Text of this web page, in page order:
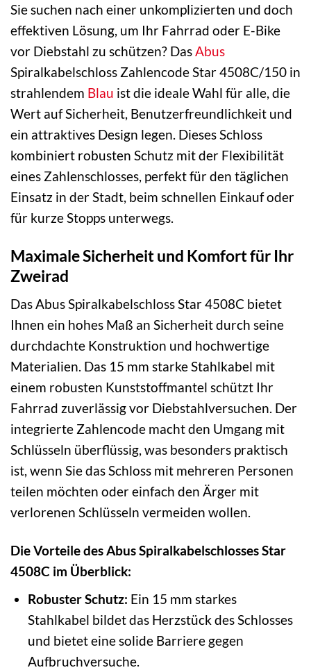
Sie suchen nach einer unkomplizierten und doch
effektiven Lösung, um Ihr Fahrrad oder E-Bike
vor Diebstahl zu schützen? DasAbus
Spiralkabelschloss Zahlencode Star 4508C/150 in
strahlendem Blau ist die ideale Wahl für alle, die
Wert auf Sicherheit, Benutzerfreundlichkeit und
ein attraktives Design legen. Dieses Schloss
kombiniert robusten Schutz mit der Flexibilität
eines Zahlenschlosses, perfekt für den täglichen
Einsatz in der Stadt, beim schnellen Einkauf oder
für kurze Stopps unterwegs.
Maximale Sicherheit und Komfort für Ihr
Zweirad
Das Abus Spiralkabelschloss Star 4508C bietet
Ihnen ein hohes Maß an Sicherheit durch seine
durchdachte Konstruktion und hochwertige
Materialien. Das 15 mm starke Stahlkabel mit
einem robusten Kunststoffmantel schützt Ihr
Fahrrad zuverlässig vor Diebstahlversuchen. Der
integrierte Zahlencode macht den Umgang mit
Schlüsseln überflüssig, was besonders praktisch
ist, wenn Sie das Schloss mit mehreren Personen
teilen möchten oder einfach den Ärger mit
verlorenen Schlüsseln vermeiden wollen.
Die Vorteile des Abus Spiralkabelschlosses Star
4508C im Überblick:
Robuster Schutz: Ein 15 mm starkes
Stahlkabel bildet das Herzstück des Schlosses
und bietet eine solide Barriere gegen
Aufbruchversuche.